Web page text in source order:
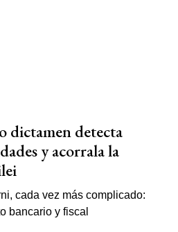
dictamen detecta
y acorrala la